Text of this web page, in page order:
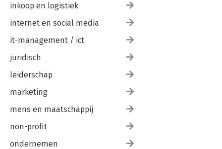
inkoop en logistiek
internet en social media
it-management / ict
juridisch
leiderschap
marketing
mens en maatschappij
non-profit
ondernemen